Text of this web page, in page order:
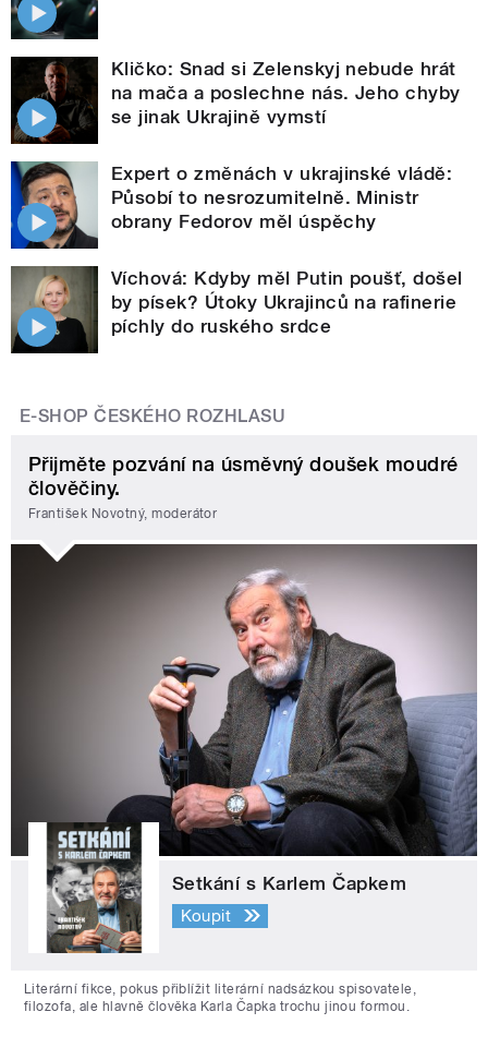
Kličko: Snad si Zelenskyj nebude hrát
na mača a poslechne nás. Jeho chyby
se jinak Ukrajině vymstí
Expert o změnách v ukrajinské vládě:
Působí to nesrozumitelně. Ministr
obrany Fedorov měl úspěchy
Víchová: Kdyby měl Putin poušť, došel
by písek? Útoky Ukrajinců na rafinerie
píchly do ruského srdce
E-SHOP ČESKÉHO ROZHLASU
Přijměte pozvání na úsměvný doušek moudré
člověčiny.
František Novotný, moderátor
Setkání s Karlem Čapkem
Koupit
Literární fikce, pokus přiblížit literární nadsázkou spisovatele,
filozofa, ale hlavně člověka Karla Čapka trochu jinou formou.